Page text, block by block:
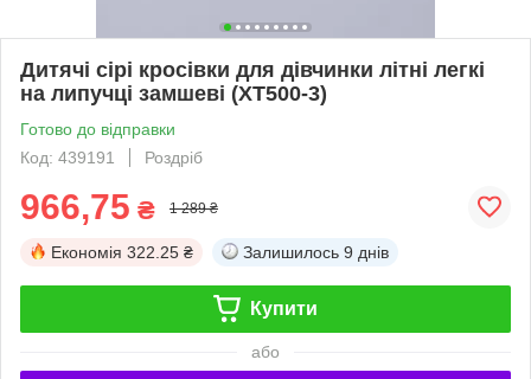
Дитячі сірі кросівки для дівчинки літні легкі
на липучці замшеві (XT500-3)
Готово до відправки
Код: 439191
Роздріб
966,75 ₴ 1 289 ₴
Економія 322.25 ₴ Залишилось 9 днів
Купити
або